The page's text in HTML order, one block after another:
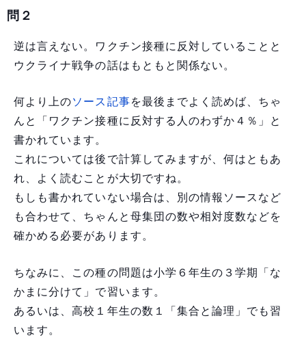
問２
逆は言えない。ワクチン接種に反対していることと
ウクライナ戦争の話はもともと関係ない。
何より上のソース記事を最後までよく読めば、ちゃ
んと「ワクチン接種に反対する人のわずか４％」と
書かれています。
これについては後で計算してみますが、何はともあ
れ、よく読むことが大切ですね。
もしも書かれていない場合は、別の情報ソースなど
も合わせて、ちゃんと母集団の数や相対度数などを
確かめる必要があります。
ちなみに、この種の問題は小学６年生の３学期「な
かまに分けて」で習います。
あるいは、高校１年生の数１「集合と論理」でも習
います。